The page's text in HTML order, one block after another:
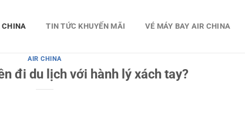
CHINA TIN TỨC KHUYẾN MÃI VÉ MÁY BAY AIR CHINA
AIR CHINA
đi du lịch với hành lý xách tay?